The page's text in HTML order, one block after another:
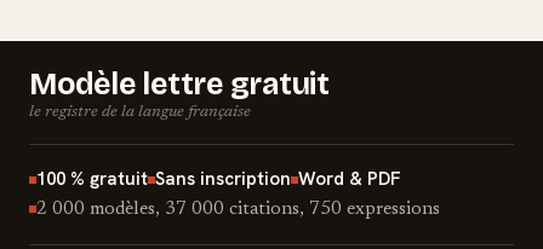
Modèle lettre gratuit
le registre de la langue française
100 % gratuit Sans inscription Word & PDF
2 000 modèles, 37 000 citations, 750 expressions